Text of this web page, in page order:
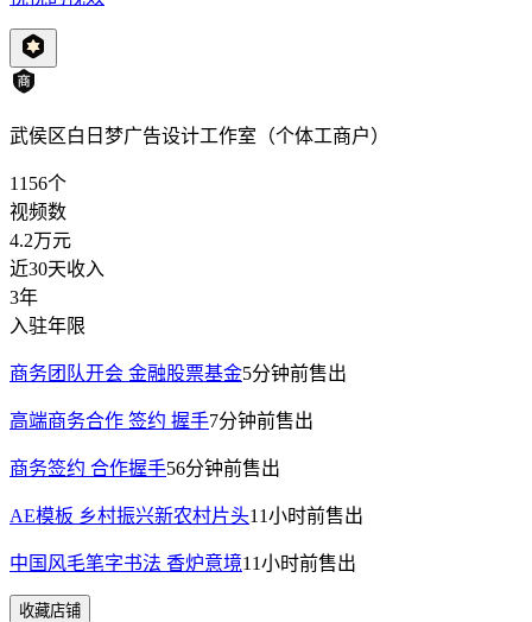
武侯区白日梦广告设计工作室（个体工商户）
1156个
视频数
4.2万元
近30天收入
3年
入驻年限
商务团队开会 金融股票基金5分钟前售出
高端商务合作 签约 握手7分钟前售出
商务签约 合作握手56分钟前售出
AE模板 乡村振兴新农村片头11小时前售出
中国风毛笔字书法 香炉意境11小时前售出
收藏店铺